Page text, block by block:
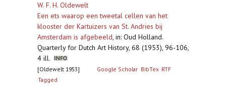
W. F. H. Oldewelt
Een ets waarop een tweetal cellen van het
klooster der Kartuizers van St. Andries bij
Amsterdam is afgebeeld, in: Oud Holland.
Quarterly for Dutch Art History, 68 (1953), 96-106,
4 ill.
[Oldewelt 1953] Google Scholar BibTex RTF
Tagged